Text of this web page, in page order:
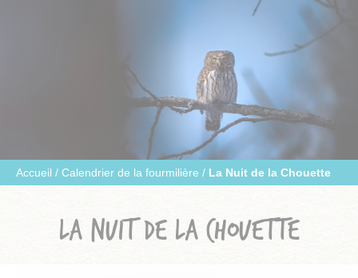
Accueil / Calendrier de la fourmilière / La Nuit de la Chouette
LA NUIT DE LA CHOUETTE